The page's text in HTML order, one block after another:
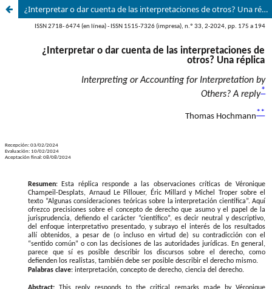
¿Interpretar o dar cuenta de las interpretaciones de otros? Una réplica